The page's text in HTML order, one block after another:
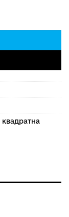
квадратна